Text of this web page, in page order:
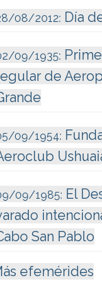
08/2012: Día
09/1935:
de
09/1954:
09/1985: El
San Pablo
efemérides